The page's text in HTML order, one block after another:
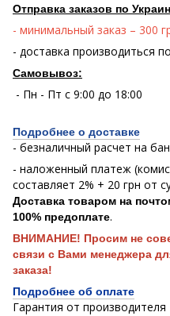
Отправка заказов по
- минимальный заказ – 300
- доставка производиться
Самовывоз:
- Пн - Пт с 9:00 до 18:00
Подробнее о доставке
- безналичный расчет на
- наложенный платеж
составляет 2% + 20 грн от
Доставка товаром на
100% предоплате.
ВНИМАНИЕ! Просим не
связи с Вами менеджера
заказа!
Подробнее об оплате
Гарантия от производителя